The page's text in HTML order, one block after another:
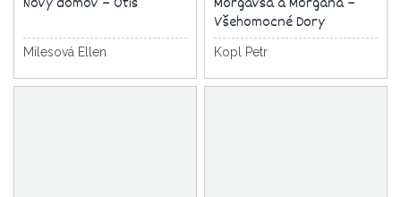
Milesová Ellen
Všehomocné Dory
Kopl Petr